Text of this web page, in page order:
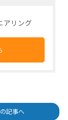
アリング
記事へ